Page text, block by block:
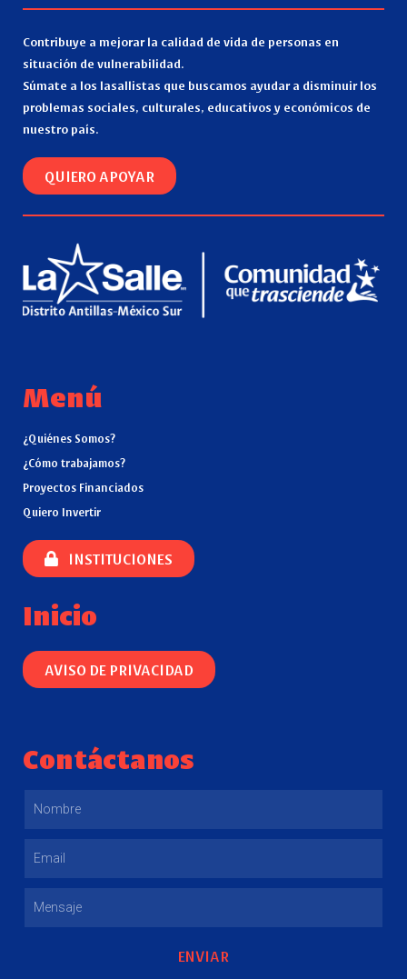
Contribuye a mejorar la calidad de vida de personas en
situación de vulnerabilidad.
Súmate a los lasallistas que buscamos ayudar a disminuir los
problemas sociales, culturales, educativos y económicos de
nuestro país.
QUIERO APOYAR
Menú
¿Quiénes Somos?
¿Cómo trabajamos?
Proyectos Financiados
Quiero Invertir
INSTITUCIONES
Inicio
AVISO DE PRIVACIDAD
Contáctanos
ENVIAR